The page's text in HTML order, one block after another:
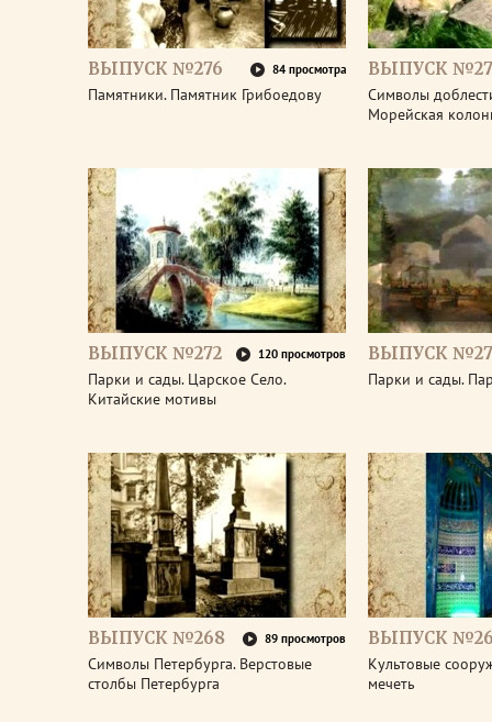
ВЫПУСК №276 84 просмотра
Памятники. Памятник Грибоедову
ВЫПУСК
Символы
Морейская
ВЫПУСК №272 120 просмотров
Парки и сады. Царское Село.
Китайские мотивы
ВЫПУСК
Парки и сады.
ВЫПУСК №268 89 просмотров
Символы Петербурга. Верстовые
столбы Петербурга
ВЫПУСК
Культовые
мечеть